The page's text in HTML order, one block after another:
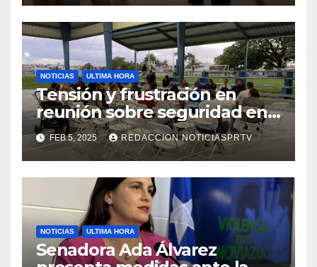
NOTICIAS ULTIMA HORA
Tensión y frustración en
reunión sobre seguridad en
Reparto Metropolitano
FEB 5, 2025 REDACCION NOTICIASPRTV
NOTICIAS ULTIMA HORA
Senadora Ada Álvarez